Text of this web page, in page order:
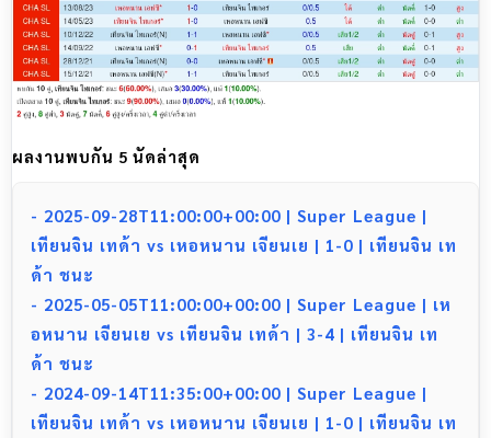
ผลงานพบกัน 5 นัดล่าสุด
- 2025-09-28T11:00:00+00:00 | Super League |
เทียนจิน เทด้า vs เหอหนาน เจียนเย | 1-0 | เทียนจิน เท
ด้า ชนะ
- 2025-05-05T11:00:00+00:00 | Super League | เห
อหนาน เจียนเย vs เทียนจิน เทด้า | 3-4 | เทียนจิน เท
ด้า ชนะ
- 2024-09-14T11:35:00+00:00 | Super League |
เทียนจิน เทด้า vs เหอหนาน เจียนเย | 1-0 | เทียนจิน เท